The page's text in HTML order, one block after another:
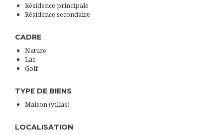
Résidence principale
Résidence secondaire
CADRE
Nature
Lac
Golf
TYPE DE BIENS
Maison (villas)
LOCALISATION